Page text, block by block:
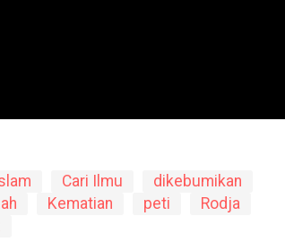
Cari Ilmu
dikebumikan
Kematian peti
Rodja